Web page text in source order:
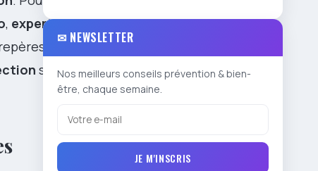
, experten
sans
✉ NEWSLETTER
Nos meilleurs conseils prévention & bien-
être, chaque semaine.
JE M'INSCRIS